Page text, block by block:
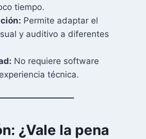
tiempo.
Permite adaptar el
y auditivo a diferentes
No requiere software
técnica.
¿Vale la pena